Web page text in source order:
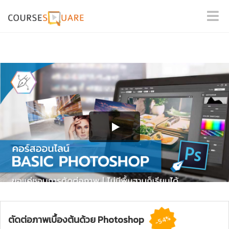
ตัดต่อภาพเบื้องต้นด้วย Photoshop -54%